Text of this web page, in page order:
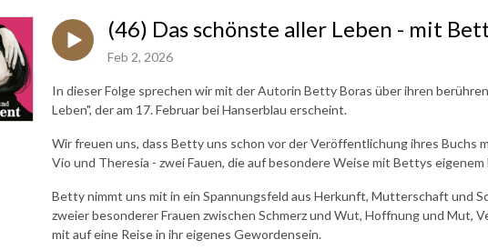
(46) Das schönste aller Leben - mit
Feb 2, 2026
In dieser Folge sprechen wir mit der Autorin Betty Boras über ihren
Leben", der am 17. Februar bei Hanserblau erscheint.
Wir freuen uns, dass Betty uns schon vor der Veröffentlichung ihres Buchs
Vio und Theresia - zwei Fauen, die auf besondere Weise mit Bettys
Betty nimmt uns mit in ein Spannungsfeld aus Herkunft, Mutterschaft und
zweier besonderer Frauen zwischen Schmerz und Wut, Hoffnung und Mut,
mit auf eine Reise in ihr eigenes Gewordensein.